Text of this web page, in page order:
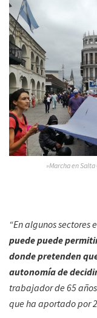
»Marcha en
“En algunos sectores
puede puede
donde pretenden
autonomía de
trabajador de 65
que ha aportado por